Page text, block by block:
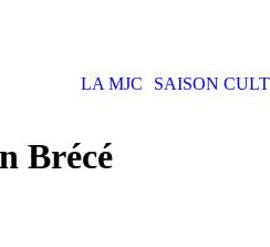
LA MJC SAISON
Brécé